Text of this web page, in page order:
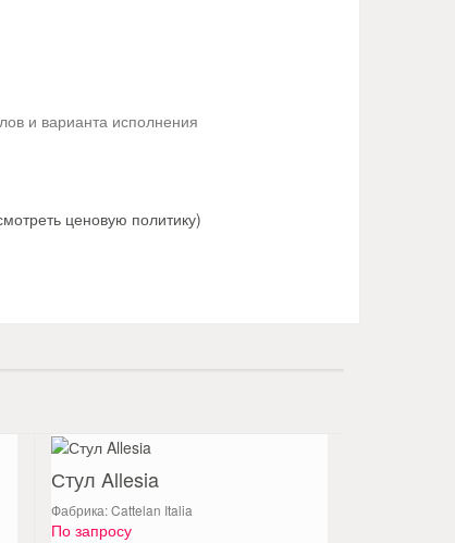
и варианта исполнения
ценовую политику)
Стул Allesia
Фабрика: Cattelan Italia
По запросу